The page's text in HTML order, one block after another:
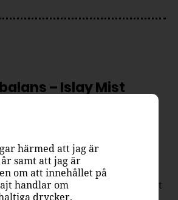
– Islay Mist
Peated Blend är en
blended whisky med tydlig
prägel. En whisky där torv
balanserat och tillgängligt
Peated Blend hämtar sin identitet
av torvpräglad whisky.
härmed att jag är
samt att jag är
om att innehållet på
handlar om
drycker.